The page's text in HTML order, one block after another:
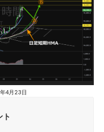
4月23日